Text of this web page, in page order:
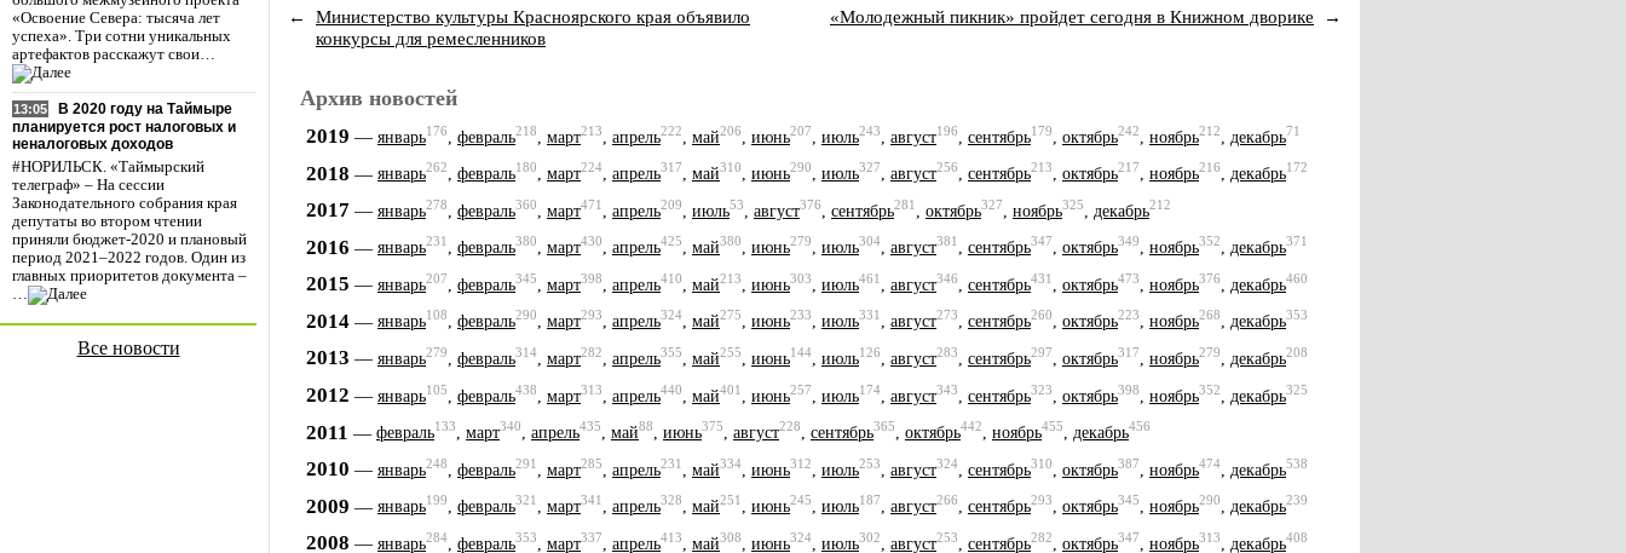
«Освоение Севера: тысяча лет
успеха». Три сотни уникальных
артефактов расскажут свои…
13:05
В 2020 году на Таймыре
планируется рост налоговых и
неналоговых доходов
#НОРИЛЬСК. «Таймырский
телеграф» – На сессии
Законодательного собрания края
депутаты во втором чтении
приняли бюджет-2020 и плановый
период 2021–2022 годов. Один из
главных приоритетов документа –
…
Все новости
←
Министерство культуры Красноярского края объявило
конкурсы для ремесленников
«Молодежный пикник» пройдет сегодня в Книжном дворике →
Архив новостей
2019 — январь176 февраль218 март213 апрель222 май206 июнь207 июль243 август196 сентябрь179 октябрь242 ноябрь212 декабрь71
2018 — январь262, февраль180, март224, апрель317, май310, июнь290, июль327, август256, сентябрь213, октябрь217, ноябрь216, декабрь172
2017 — январь278 февраль360 март471 апрель209 июль53 август376 сентябрь281 октябрь327 ноябрь325 декабрь212
2016 — январь231, февраль380, март430, апрель425, май380, июнь279, июль304, август381, сентябрь347, октябрь349, ноябрь352, декабрь371
2015 — январь207 февраль345 март398 апрель410 май213 июнь303 июль461 август346 сентябрь431 октябрь473 ноябрь376 декабрь460
2014 — январь108, февраль290, март293, апрель324, май275, июнь233, июль331, август273, сентябрь260, октябрь223, ноябрь268, декабрь353
2013 — январь279 февраль314 март282 апрель355 май255 июнь144 июль126 август283 сентябрь297 октябрь317 ноябрь279 декабрь208
2012 — январь105 февраль438 март313 апрель440 май401 июнь257 июль174 август343 сентябрь323 октябрь398 ноябрь352 декабрь325
2011 — февраль133, март340, апрель435, май88, июнь375, август228, сентябрь365, октябрь442, ноябрь455, декабрь456
2010 — январь248 февраль291 март285 апрель231 май334 июнь312 июль253 август324 сентябрь310 октябрь387 ноябрь474 декабрь538
2009 — январь199, февраль321, март341, апрель328, май251, июнь245, июль187, август266, сентябрь293, октябрь345, ноябрь290, декабрь239
2008 — январь284 февраль353 март337 апрель413 май308 июнь324 июль302 август253 сентябрь282 октябрь347 ноябрь313 декабрь408